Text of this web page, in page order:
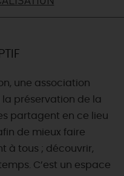
une association
préservation de la
partagent en ce lieu
de mieux faire
à tous ; découvrir,
C’est un espace